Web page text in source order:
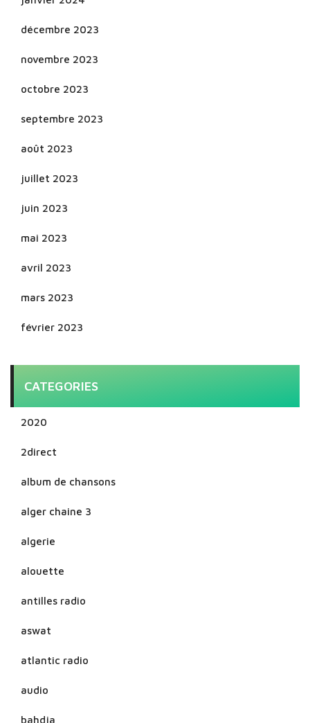
décembre 2023
novembre 2023
octobre 2023
septembre 2023
août 2023
juillet 2023
juin 2023
mai 2023
avril 2023
mars 2023
février 2023
CATEGORIES
2020
2direct
album de chansons
alger chaine 3
algerie
alouette
antilles radio
aswat
atlantic radio
audio
bahdja